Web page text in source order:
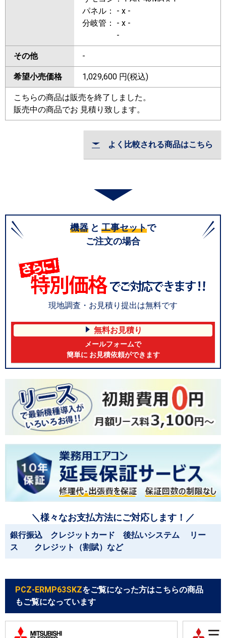
パネル： - x -
分岐管： - x -
-
その他 -
希望小売価格 1,029,600 円(税込)
こちらの商品は販売を終了しました。
販売中の商品でお 見積り致します。
よく比較される商品はこちら
機器 と 工事セットで
ご注文の場合
現地調査・お見積り提出は無料です
無料お見積り
メールフォームで
簡単に お見積依頼ができます
＼様々なお支払方法にご対応します！／
銀行振込 クレジットカード 後払いシステム リー
ス クレジット（割賦）など
PCZ-ERMP63SKZをご覧になった方はこちらの商品
もご覧になっています